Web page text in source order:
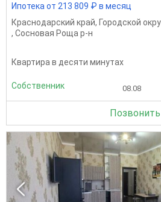
Ипотека от 213 809 ₽ в месяц
Краснодарский край, Городской
, Сосновая Роща р-н
Квартира в десяти минутах
Собственник 08.08
Позвонить